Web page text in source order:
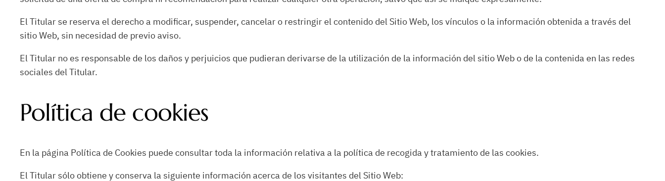
El Titular se reserva el derecho a modificar, suspender, cancelar o restringir el contenido del Sitio Web, los vínculos o la información obtenida a través del
sitio Web, sin necesidad de previo aviso.
El Titular no es responsable de los daños y perjuicios que pudieran derivarse de la utilización de la información del sitio Web o de la contenida en las redes
sociales del Titular.
Política de cookies
En la página Política de Cookies puede consultar toda la información relativa a la política de recogida y tratamiento de las cookies.
El Titular sólo obtiene y conserva la siguiente información acerca de los visitantes del Sitio Web: